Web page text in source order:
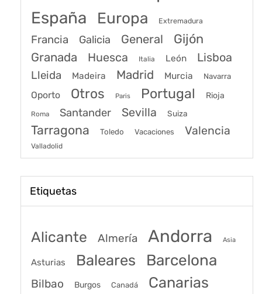
España Europa Extremadura
Francia Galicia General Gijón
Granada Huesca Italia León Lisboa
Lleida Madeira Madrid Murcia Navarra
Oporto Otros Paris Portugal Rioja
Roma Santander Sevilla Suiza
Tarragona Toledo Vacaciones Valencia
Valladolid
Etiquetas
Alicante Almería Andorra Asia
Asturias Baleares Barcelona
Bilbao Burgos Canadá Canarias